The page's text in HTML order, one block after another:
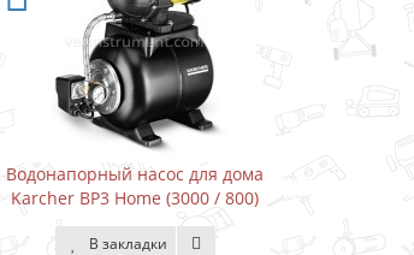
для дома
/ 800)
Водонапорный насос для
Karcher BP3 Home&Garden